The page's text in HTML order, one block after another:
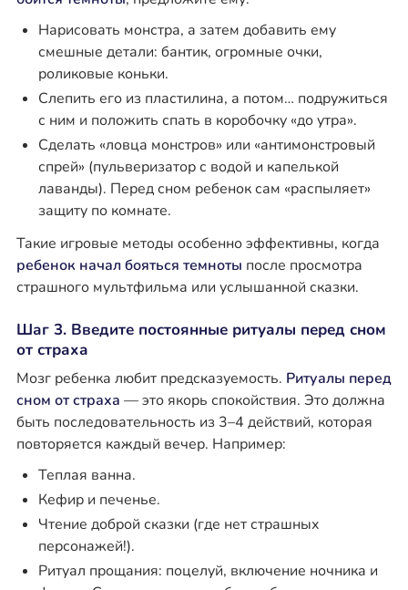
Нарисовать монстра, а затем добавить ему
смешные детали: бантик, огромные очки,
роликовые коньки.
Слепить его из пластилина, а потом… подружиться
с ним и положить спать в коробочку «до утра».
Сделать «ловца монстров» или «антимонстровый
спрей» (пульверизатор с водой и капелькой
лаванды). Перед сном ребенок сам «распыляет»
защиту по комнате.
Такие игровые методы особенно эффективны, когда
ребенок начал бояться темноты после просмотра
страшного мультфильма или услышанной сказки.
Шаг 3. Введите постоянные ритуалы перед сном
от страха
Мозг ребенка любит предсказуемость. Ритуалы перед
сном от страха — это якорь спокойствия. Это должна
быть последовательность из 3–4 действий, которая
повторяется каждый вечер. Например:
Теплая ванна.
Кефир и печенье.
Чтение доброй сказки (где нет страшных
персонажей!).
Ритуал прощания: поцелуй, включение ночника и